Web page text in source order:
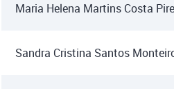
Maria Helena Martins Costa
Sandra Cristina Santos